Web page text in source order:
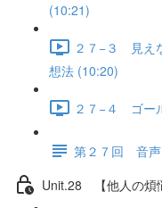
(10:21)
２７−３ 見え
想法 (10:20)
２７−４ ゴー
第２７回 音声
Unit.28 【他人の煩